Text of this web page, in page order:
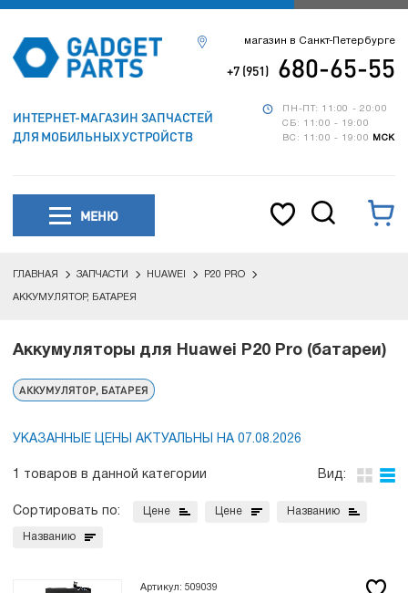
ИНТЕРНЕТ-МАГАЗИН ЗАПЧАСТЕЙ
ДЛЯ МОБИЛЬНЫХ УСТРОЙСТВ
ПН-ПТ: 11:00 - 20:00
СБ: 11:00 - 19:00
ВС: 11:00 - 19:00
МСК
магазин в Санкт-Петербурге
+7 (951) 680-65-55
МЕНЮ
ГЛАВНАЯ ЗАПЧАСТИ HUAWEI P20 PRO
АККУМУЛЯТОР, БАТАРЕЯ
Аккумуляторы для Huawei P20 Pro (батареи)
АККУМУЛЯТОР, БАТАРЕЯ
УКАЗАННЫЕ ЦЕНЫ АКТУАЛЬНЫ НА 07.08.2026
1 товаров в данной категории Вид:
Сортировать по: Цене Цене Названию
Названию
Артикул: 509039